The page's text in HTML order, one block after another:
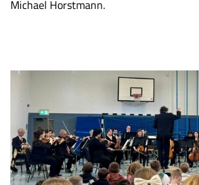
Michael Horstmann.